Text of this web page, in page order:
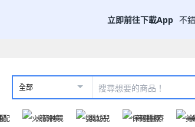
立即前往下載App 不
全部
配 火箭跨境 嬰幼兒 保健醫療